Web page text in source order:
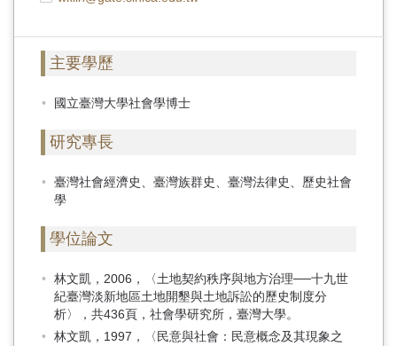
主要學歷
國立臺灣大學社會學博士
研究專長
臺灣社會經濟史、臺灣族群史、臺灣法律史、歷史社會
學
學位論文
林文凱，2006，〈土地契約秩序與地方治理──十九世
紀臺灣淡新地區土地開墾與土地訴訟的歷史制度分
析〉，共436頁，社會學研究所，臺灣大學。
林文凱，1997，〈民意與社會：民意概念及其現象之